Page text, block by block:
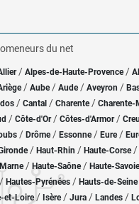
du net
/ Alpes-de-Haute-Provence /
/ Aube/ Aude / Aveyron /
/ Cantal / Charente / Charente-
/ Côte-d'Or / Côtes-d'Armor/
/ Drôme/ Essonne / Eure/
/ Haut-Rhin / Haute-Corse/
/ Haute-Saône/ Haute-Savoie
Hautes-Pyrénées / Hauts-de-Seine
et-Loire/ Isère/ Jura / Landes /